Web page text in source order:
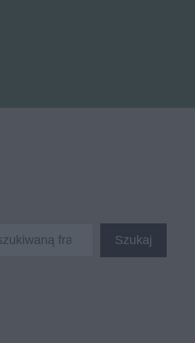
Szukaj